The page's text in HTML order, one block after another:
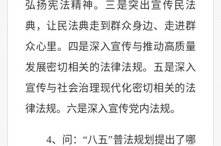
弘扬宪法精神。三是突出宣传民法
典，让民法典走到群众身边、走进群
众心里。四是深入宣传与推动高质量
发展密切相关的法律法规。五是深入
宣传与社会治理现代化密切相关的法
律法规。六是深入宣传党内法规。
4、问：“八五”普法规划提出了哪